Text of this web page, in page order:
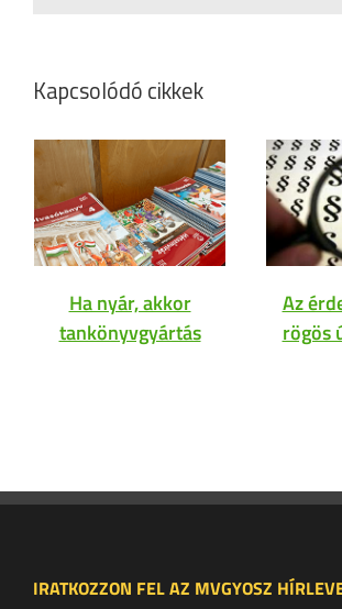
Kapcsolódó cikkek
Ha nyár, akkor
tankönyvgyártás
Az
rögös
IRATKOZZON FEL AZ MVGYOSZ